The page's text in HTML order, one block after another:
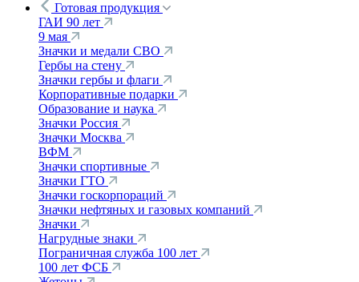
Готовая продукция
ГАИ 90 лет
9 мая
Значки и медали СВО
Гербы на стену
Значки гербы и флаги
Корпоративные подарки
Образование и наука
Значки Россия
Значки Москва
ВФМ
Значки спортивные
Значки ГТО
Значки госкорпораций
Значки нефтяных и газовых компаний
Значки
Нагрудные знаки
Пограничная служба 100 лет
100 лет ФСБ